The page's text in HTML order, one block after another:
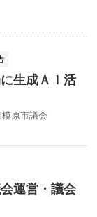
生成ＡＩ活
模原市議会
運営・議会